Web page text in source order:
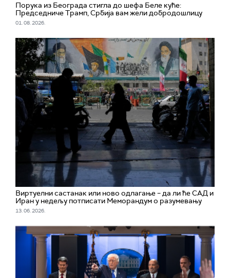
Порука из Београда стигла до шефа Беле куће:
Председниче Трамп, Србија вам жели добродошлицу
01. 08. 2026.
Виртуелни састанак или ново одлагање – да ли ће САД и
Иран у недељу потписати Меморандум о разумевању
13. 06. 2026.